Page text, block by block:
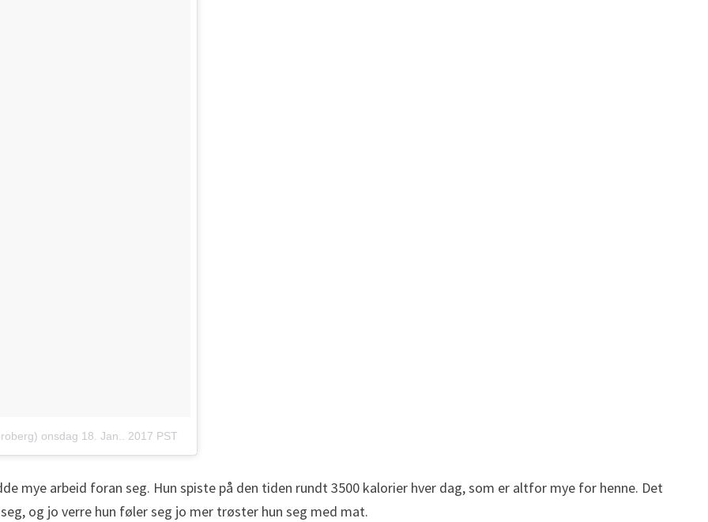
onsdag 18. Jan.. 2017 PST
mye arbeid foran seg. Hun spiste på den tiden rundt 3500 kalorier hver dag, som er altfor mye for henne. Det
og jo verre hun føler seg jo mer trøster hun seg med mat.